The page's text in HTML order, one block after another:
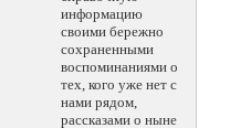
информацию
своими бережно
сохраненными
воспоминаниями о
тех, кого уже нет с
нами рядом,
рассказами о ныне